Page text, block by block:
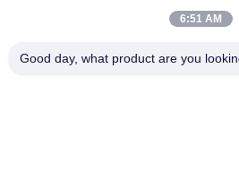
6:51 AM
Good day, what product are you